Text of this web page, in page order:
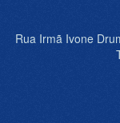
Rua Irmã Ivone